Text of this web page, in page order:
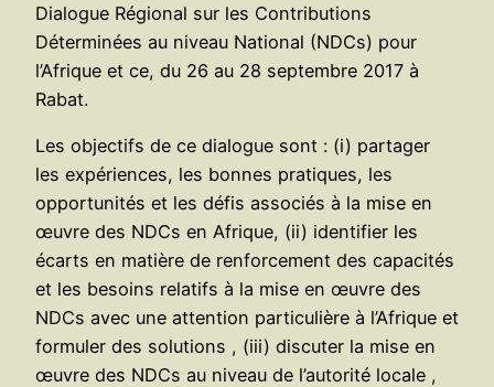
Dialogue Régional sur les Contributions
Déterminées au niveau National (NDCs) pour
l’Afrique et ce, du 26 au 28 septembre 2017 à
Rabat.
Les objectifs de ce dialogue sont : (i) partager
les expériences, les bonnes pratiques, les
opportunités et les défis associés à la mise en
œuvre des NDCs en Afrique, (ii) identifier les
écarts en matière de renforcement des capacités
et les besoins relatifs à la mise en œuvre des
NDCs avec une attention particulière à l’Afrique et
formuler des solutions , (iii) discuter la mise en
œuvre des NDCs au niveau de l’autorité locale ,